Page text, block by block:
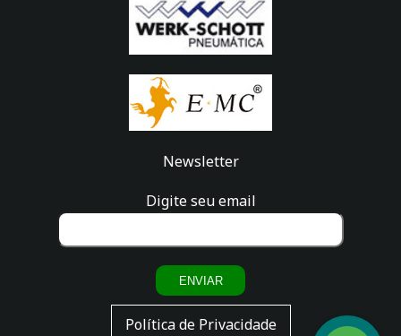
Newsletter
Digite seu email
ENVIAR
Política de Privacidade
Fale